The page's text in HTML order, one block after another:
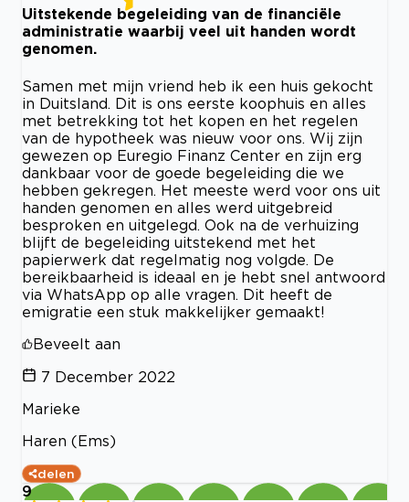
Uitstekende begeleiding van de financiële
administratie waarbij veel uit handen wordt
genomen.
Samen met mijn vriend heb ik een huis gekocht
in Duitsland. Dit is ons eerste koophuis en alles
met betrekking tot het kopen en het regelen
van de hypotheek was nieuw voor ons. Wij zijn
gewezen op Euregio Finanz Center en zijn erg
dankbaar voor de goede begeleiding die we
hebben gekregen. Het meeste werd voor ons uit
handen genomen en alles werd uitgebreid
besproken en uitgelegd. Ook na de verhuizing
blijft de begeleiding uitstekend met het
papierwerk dat regelmatig nog volgde. De
bereikbaarheid is ideaal en je hebt snel antwoord
via WhatsApp op alle vragen. Dit heeft de
emigratie een stuk makkelijker gemaakt!
Beveelt aan
7 December 2022
Marieke
Haren (Ems)
delen
9